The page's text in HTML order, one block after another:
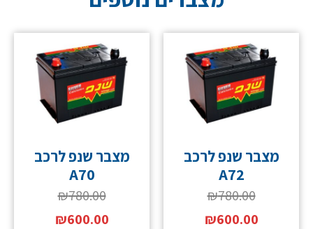
מצבר שנפ לרכב
A72
₪780.00
₪600.00
מצבר שנפ לרכב
A70
₪780.00
₪600.00